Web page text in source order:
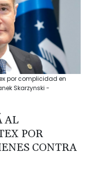
por complicidad en
Skarzynski -
AL
POR
CONTRA